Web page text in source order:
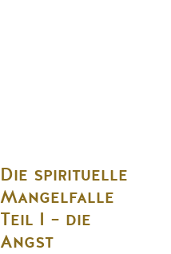
Die spirituelle
Mangelfalle
Teil I – die
Angst